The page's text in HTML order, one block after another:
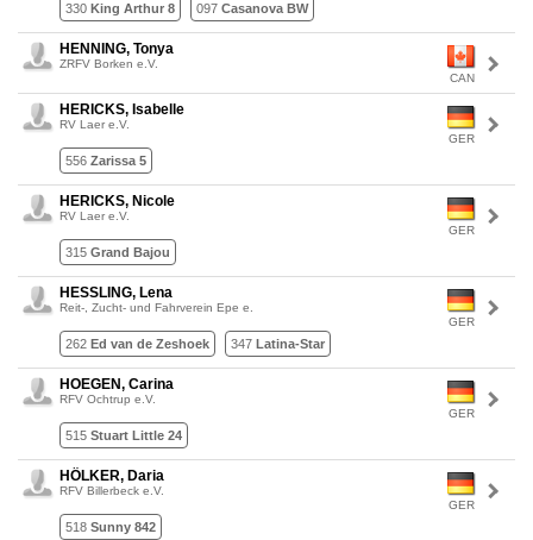
330 King Arthur 8 097 Casanova BW
CAN
HENNING, Tonya
ZRFV Borken e.V.
GER
HERICKS, Isabelle
RV Laer e.V.
556 Zarissa 5
GER
HERICKS, Nicole
RV Laer e.V.
315 Grand Bajou
GER
HESSLING, Lena
Reit-, Zucht- und Fahrverein Epe e.
262 Ed van de Zeshoek 347 Latina-Star
GER
HOEGEN, Carina
RFV Ochtrup e.V.
515 Stuart Little 24
GER
HÖLKER, Daria
RFV Billerbeck e.V.
518 Sunny 842